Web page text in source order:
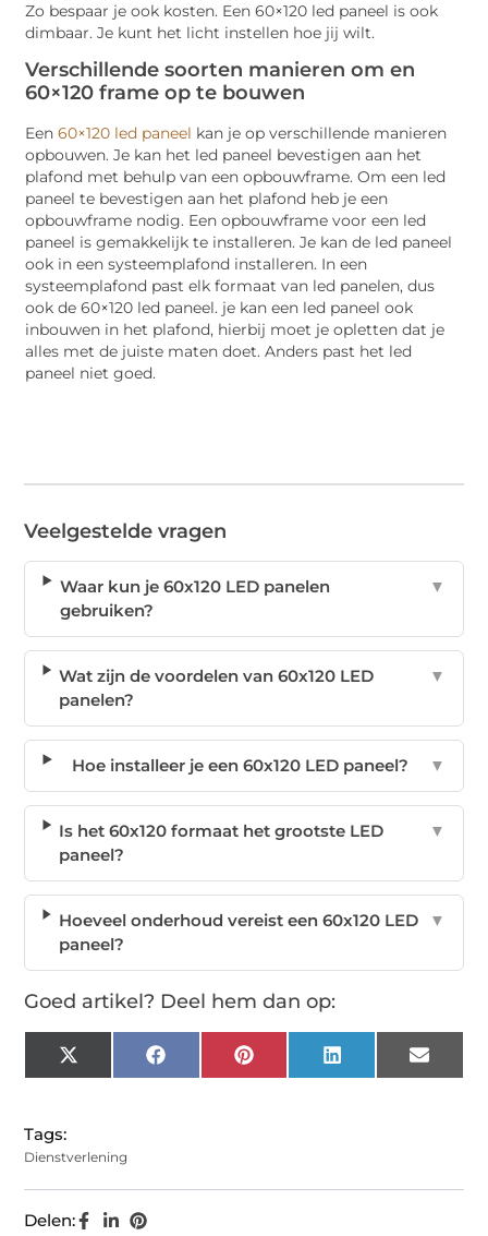
Zo bespaar je ook kosten. Een 60×120 led paneel is ook
dimbaar. Je kunt het licht instellen hoe jij wilt.
Verschillende soorten manieren om en
60×120 frame op te bouwen
Een60×120 led paneel kan je op verschillende manieren
opbouwen. Je kan het led paneel bevestigen aan het
plafond met behulp van een opbouwframe. Om een led
paneel te bevestigen aan het plafond heb je een
opbouwframe nodig. Een opbouwframe voor een led
paneel is gemakkelijk te installeren. Je kan de led paneel
ook in een systeemplafond installeren. In een
systeemplafond past elk formaat van led panelen, dus
ook de 60×120 led paneel. je kan een led paneel ook
inbouwen in het plafond, hierbij moet je opletten dat je
alles met de juiste maten doet. Anders past het led
paneel niet goed.
Veelgestelde vragen
Waar kun je 60x120 LED panelen
gebruiken?
▼
Wat zijn de voordelen van 60x120 LED
panelen?
▼
Hoe installeer je een 60x120 LED paneel? ▼
Is het 60x120 formaat het grootste LED
paneel?
▼
Hoeveel onderhoud vereist een 60x120 LED
paneel?
▼
Goed artikel? Deel hem dan op:
X
(Twitter)
Facebook Pinterest LinkedIn Email
Tags:
Dienstverlening
Delen: